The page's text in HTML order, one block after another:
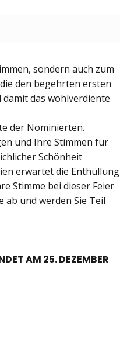
sondern auch zum
den begehrten ersten
das wohlverdiente
der Nominierten.
und Ihre Stimmen für
Schönheit
erwartet die Enthüllung
Stimme bei dieser Feier
ab und werden Sie Teil
AM 25. DEZEMBER